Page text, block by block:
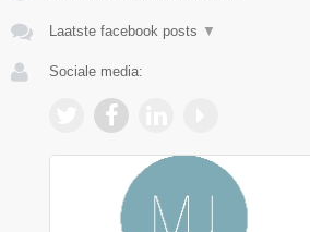
Laatste facebook posts ▼
Sociale media: